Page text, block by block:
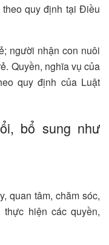
quy định tại Điều
người nhận con nuôi
Quyền, nghĩa vụ của
quy định của Luật
bổ sung như
quan tâm, chăm sóc,
hiện các quyền,